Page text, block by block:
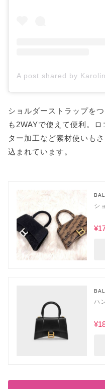
ショルダーストラップを
も2WAYで使えて便利。
ター加工など素材使いも
込まれています。
シ
ハ